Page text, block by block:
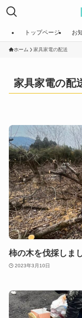
トップページ お
ホーム 家具家電の配送
家具家電の配
柿の木を伐採しま
2023年3月10日